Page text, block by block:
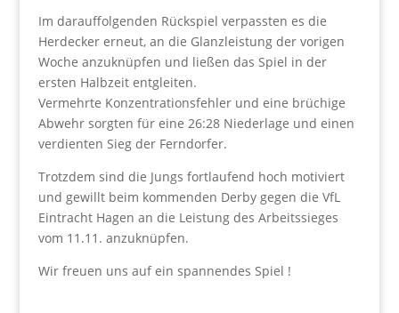
Im darauffolgenden Rückspiel verpassten es die
Herdecker erneut, an die Glanzleistung der vorigen
Woche anzuknüpfen und ließen das Spiel in der
ersten Halbzeit entgleiten.
Vermehrte Konzentrationsfehler und eine brüchige
Abwehr sorgten für eine 26:28 Niederlage und einen
verdienten Sieg der Ferndorfer.
Trotzdem sind die Jungs fortlaufend hoch motiviert
und gewillt beim kommenden Derby gegen die VfL
Eintracht Hagen an die Leistung des Arbeitssieges
vom 11.11. anzuknüpfen.
Wir freuen uns auf ein spannendes Spiel !